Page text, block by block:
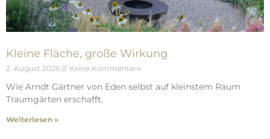
Kleine Fläche, große Wirkung
2. August 2026 Keine Kommentare
Wie Arndt Gärtner von Eden selbst auf kleinstem Raum
Traumgärten erschafft.
Weiterlesen »